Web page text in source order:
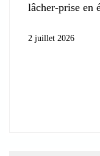
lâcher-prise en
2 juillet 2026